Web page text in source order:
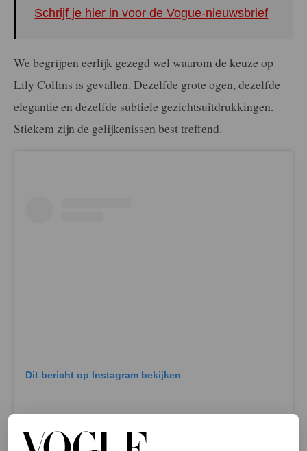
Schrijf je hier in voor de Vogue-nieuwsbrief
We begrijpen eerlijk gezegd wel waarom de keuze op
Lily Collins is gevallen. Dezelfde grote ogen, dezelfde
elegantie en dezelfde subtiele gezichtsuitdrukkingen.
Stiekem zijn de gelijkenissen best treffend.
Dit bericht op Instagram bekijken